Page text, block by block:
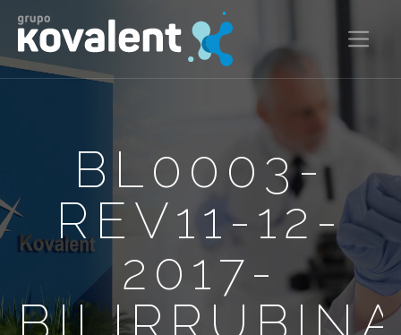
BL0003-
REV11-12-
2017-